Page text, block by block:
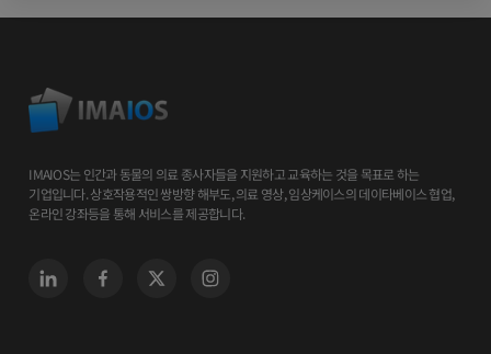
IMAIOS는 인간과 동물의 의료 종사자들을 지원하고 교육하는 것을 목표로 하는
기업입니다. 상호작용적인 쌍방향 해부도, 의료 영상, 임상케이스의 데이타베이스 협업,
온라인 강좌등을 통해 서비스를 제공합니다.